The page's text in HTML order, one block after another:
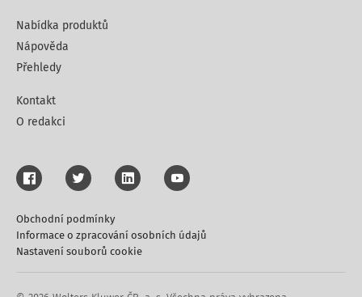
Nabídka produktů
Nápověda
Přehledy
Kontakt
O redakci
Obchodní podmínky
Informace o zpracování osobních údajů
Nastavení souborů cookie